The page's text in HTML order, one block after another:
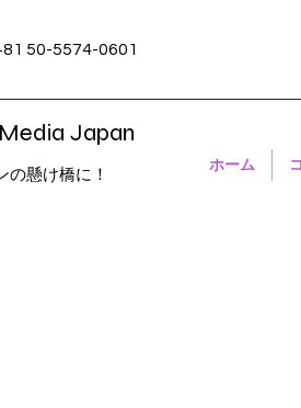
50-5574-0601
Japan
の懸け橋に！
ホーム